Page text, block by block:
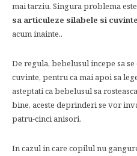
mai tarziu. Singura problema
sa articuleze silabele si
acum inainte..
De regula, bebelusul incepe sa
cuvinte, pentru ca mai apoi sa
asteptati ca bebelusul sa rosteasca
bine, aceste deprinderi se vor
patru-cinci anisori.
In cazul in care copilul nu